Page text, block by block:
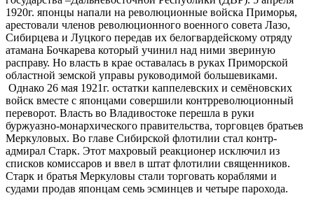
1920г. японцы напали на революционные войска Приморья,
арестовали членов революционного военного совета Лазо,
Сибирцева и Луцкого передав их белогвардейскому отряду
атамана Бочкарева который учинил над ними звериную
расправу. Но власть в крае оставалась в руках Приморской
областной земской управы руководимой большевиками.
Однако 26 мая 1921г. остатки каппелевских и семёновских
войск вместе с японцами совершили контрреволюционный
переворот. Власть во Владивостоке перешла в руки
буржуазно-монархического правительства, торговцев братьев
Меркуловых. Во главе Сибирской флотилии стал контр-
адмирал Старк. Этот махровый реакционер исключил из
списков комиссаров и ввел в штат флотилии священников.
Старк и братья Меркуловы стали торговать кораблями и
судами продав японцам семь эсминцев и четыре парохода.